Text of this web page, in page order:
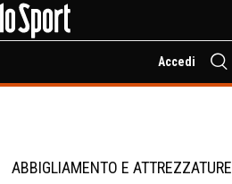
Accedi
ABBIGLIAMENTO E ATTREZZATURE